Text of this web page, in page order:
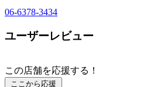
06-6378-3434
ユーザーレビュー
この店舗を応援する！
ここから応援